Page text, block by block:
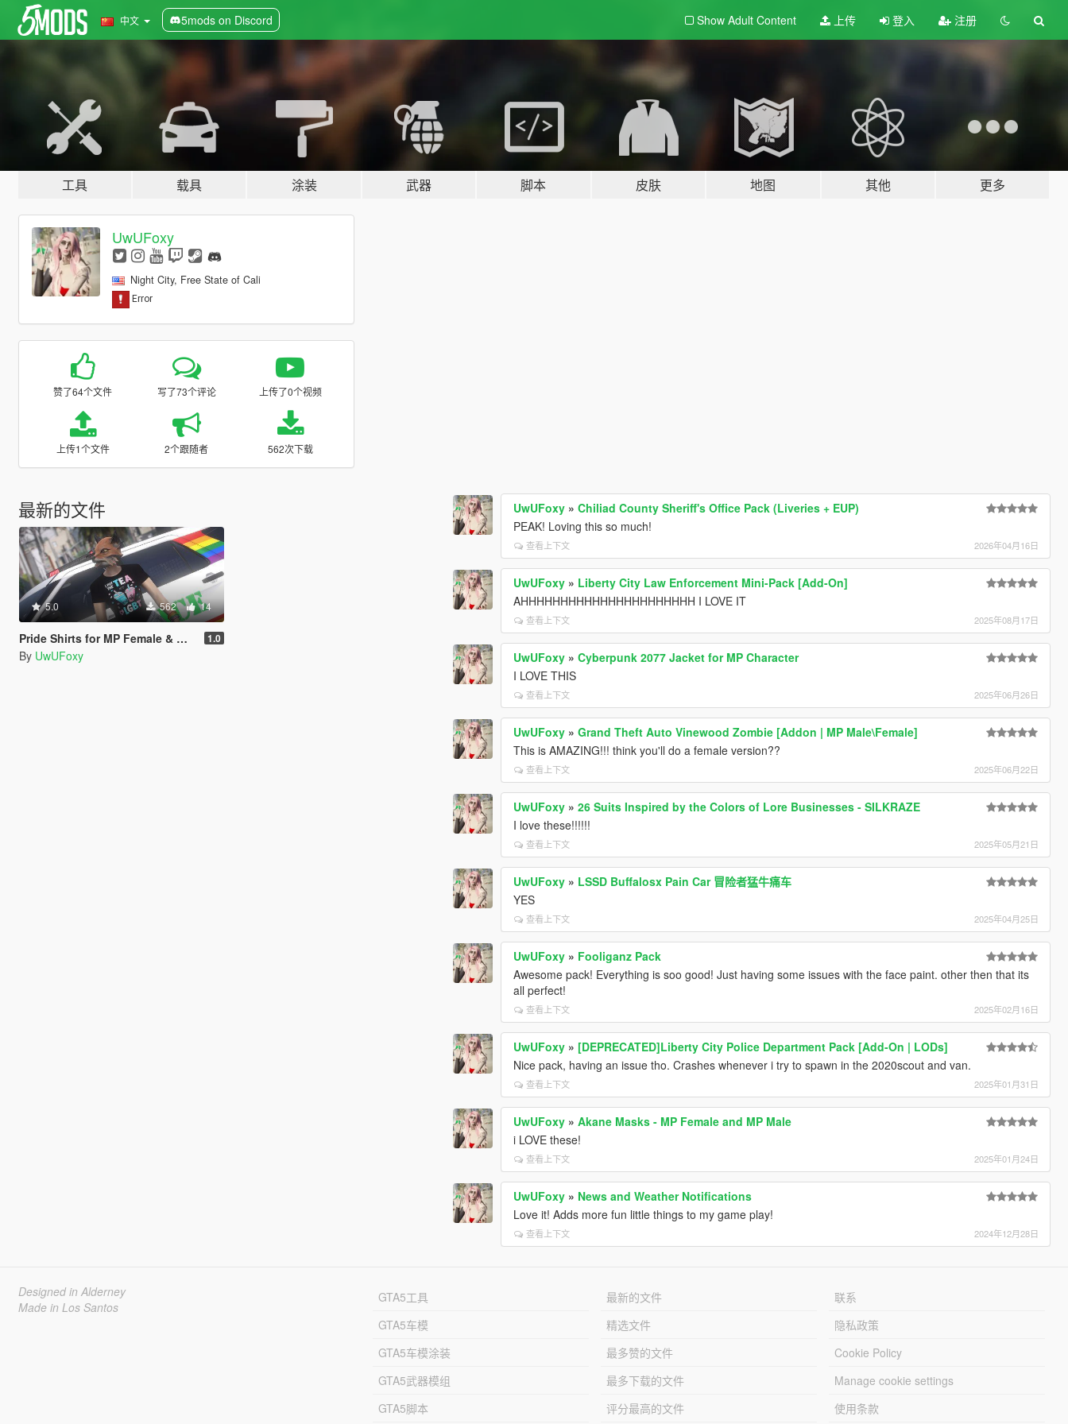
中文 5mods on Discord Show Adult Content 上传 登入 注册
工具 载具 涂装 武器 脚本 皮肤 地图 其他 更多
UwUFoxy
Night City, Free State of Cali
赞了64个文件 写了73个评论 上传了0个视频
上传1个文件 2个跟随者 562次下载
最新的文件
5.0 562 14
Pride Shirts for MP Female & Male 1.0
By UwUFoxy
UwUFoxy »Chiliad County Sheriff's Office Pack (Liveries + EUP)
PEAK! Loving this so much!
查看上下文 2026年04月16日
UwUFoxy » Liberty City Law Enforcement Mini-Pack [Add-On]
AHHHHHHHHHHHHHHHHHHHHHH I LOVE IT
查看上下文 2025年08月17日
UwUFoxy »Cyberpunk 2077 Jacket for MP Character
I LOVE THIS
查看上下文 2025年06月26日
UwUFoxy »Grand Theft Auto Vinewood Zombie [Addon | MP Male\Female]
This is AMAZING!!! think you'll do a female version??
查看上下文 2025年06月22日
UwUFoxy »26 Suits Inspired by the Colors of Lore Businesses - SILKRAZE
I love these!!!!!!
查看上下文 2025年05月21日
UwUFoxy » LSSD Buffalosx Pain Car 冒险者猛牛痛车
YES
查看上下文 2025年04月25日
UwUFoxy » Fooliganz Pack
Awesome pack! Everything is soo good! Just having some issues with the face paint. other then that its
all perfect!
查看上下文 2025年02月16日
UwUFoxy » [DEPRECATED]Liberty City Police Department Pack [Add-On | LODs]
Nice pack, having an issue tho. Crashes whenever i try to spawn in the 2020scout and van.
查看上下文 2025年01月31日
UwUFoxy »Akane Masks - MP Female and MP Male
i LOVE these!
查看上下文 2025年01月24日
UwUFoxy » News and Weather Notifications
Love it! Adds more fun little things to my game play!
查看上下文 2024年12月28日
Designed in Alderney
Made in Los Santos
GTA5工具
GTA5车模
GTA5车模涂装
GTA5武器模组
GTA5脚本
最新的文件
精选文件
最多赞的文件
最多下载的文件
评分最高的文件
联系
隐私政策
Cookie Policy
Manage cookie settings
使用条款